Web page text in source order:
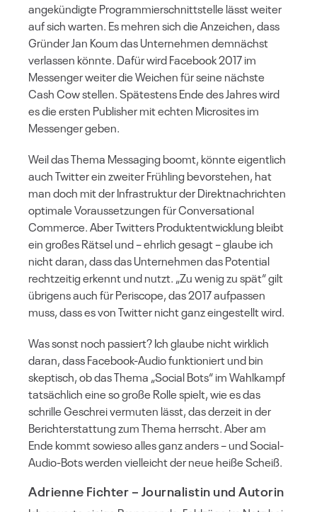
angekündigte Programmierschnittstelle lässt weiter
auf sich warten. Es mehren sich die Anzeichen, dass
Gründer Jan Koum das Unternehmen demnächst
verlassen könnte. Dafür wird Facebook 2017 im
Messenger weiter die Weichen für seine nächste
Cash Cow stellen. Spätestens Ende des Jahres wird
es die ersten Publisher mit echten Microsites im
Messenger geben.
Weil das Thema Messaging boomt, könnte eigentlich
auch Twitter ein zweiter Frühling bevorstehen, hat
man doch mit der Infrastruktur der Direktnachrichten
optimale Voraussetzungen für Conversational
Commerce. Aber Twitters Produktentwicklung bleibt
ein großes Rätsel und – ehrlich gesagt – glaube ich
nicht daran, dass das Unternehmen das Potential
rechtzeitig erkennt und nutzt. „Zu wenig zu spät“ gilt
übrigens auch für Periscope, das 2017 aufpassen
muss, dass es von Twitter nicht ganz eingestellt wird.
Was sonst noch passiert? Ich glaube nicht wirklich
daran, dass Facebook-Audio funktioniert und bin
skeptisch, ob das Thema „Social Bots“ im Wahlkampf
tatsächlich eine so große Rolle spielt, wie es das
schrille Geschrei vermuten lässt, das derzeit in der
Berichterstattung zum Thema herrscht. Aber am
Ende kommt sowieso alles ganz anders – und Social-
Audio-Bots werden vielleicht der neue heiße Scheiß.
Adrienne Fichter – Journalistin und Autorin